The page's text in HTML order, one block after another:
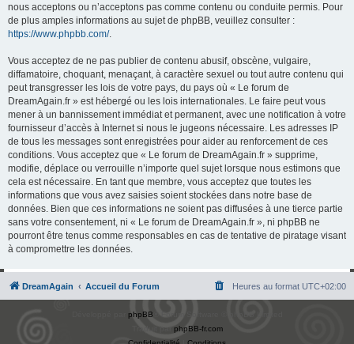
nous acceptons ou n’acceptons pas comme contenu ou conduite permis. Pour
de plus amples informations au sujet de phpBB, veuillez consulter :
https://www.phpbb.com/.
Vous acceptez de ne pas publier de contenu abusif, obscène, vulgaire,
diffamatoire, choquant, menaçant, à caractère sexuel ou tout autre contenu qui
peut transgresser les lois de votre pays, du pays où « Le forum de
DreamAgain.fr » est hébergé ou les lois internationales. Le faire peut vous
mener à un bannissement immédiat et permanent, avec une notification à votre
fournisseur d’accès à Internet si nous le jugeons nécessaire. Les adresses IP
de tous les messages sont enregistrées pour aider au renforcement de ces
conditions. Vous acceptez que « Le forum de DreamAgain.fr » supprime,
modifie, déplace ou verrouille n’importe quel sujet lorsque nous estimons que
cela est nécessaire. En tant que membre, vous acceptez que toutes les
informations que vous avez saisies soient stockées dans notre base de
données. Bien que ces informations ne soient pas diffusées à une tierce partie
sans votre consentement, ni « Le forum de DreamAgain.fr », ni phpBB ne
pourront être tenus comme responsables en cas de tentative de piratage visant
à compromettre les données.
DreamAgain Accueil du Forum Heures au format UTC+02:00
phpBB
phpBB-fr.com